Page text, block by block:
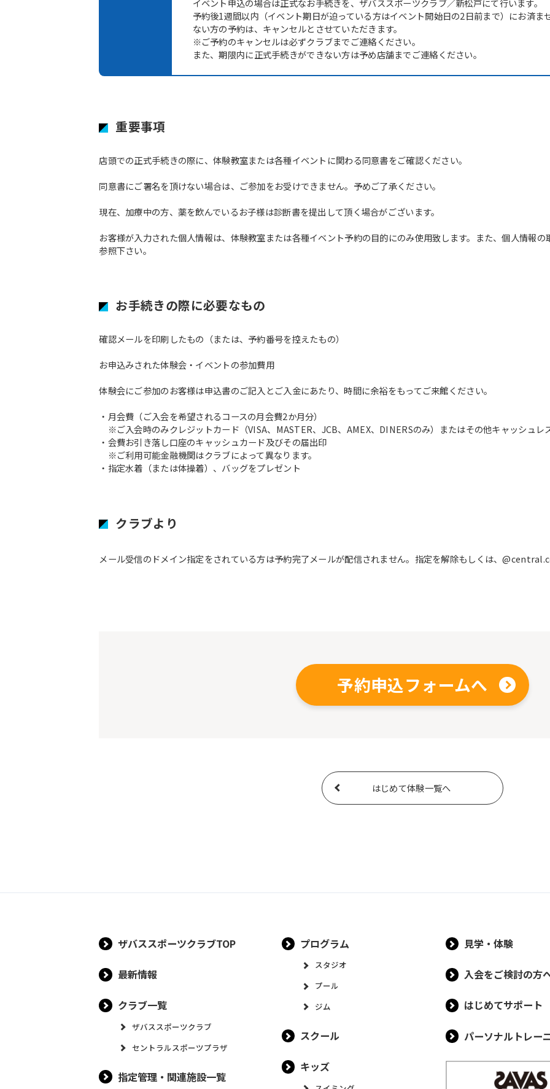
イベント申込の場合は正式なお手続きを、ザバススポーツクラブ／新松戸にて行います。
予約後1週間以内（イベント期日が迫っている方はイベント開始日の2日前まで）にお済
ない方の予約は、キャンセルとさせていただきます。
※ご予約のキャンセルは必ずクラブまでご連絡ください。
また、期限内に正式手続きができない方は予め店舗までご連絡ください。
重要事項
店頭での正式手続きの際に、体験教室または各種イベントに関わる同意書をご確認ください。
同意書にご署名を頂けない場合は、ご参加をお受けできません。予めご了承ください。
現在、加療中の方、薬を飲んでいるお子様は診断書を提出して頂く場合がございます。
お客様が入力された個人情報は、体験教室または各種イベント予約の目的にのみ使用致します。また、個人情報
参照下さい。
お手続きの際に必要なもの
確認メールを印刷したもの（または、予約番号を控えたもの）
お申込みされた体験会・イベントの参加費用
体験会にご参加のお客様は申込書のご記入とご入金にあたり、時間に余裕をもってご来館ください。
・月会費（ご入会を希望されるコースの月会費2か月分）
※ご入会時のみクレジットカード（VISA、MASTER、JCB、AMEX、DINERSのみ）またはその他キャッシュレ
・会費お引き落し口座のキャッシュカード及びその届出印
※ご利用可能金融機関はクラブによって異なります。
・指定水着（または体操着）、バッグをプレゼント
クラブより
メール受信のドメイン指定をされている方は予約完了メールが配信されません。指定を解除もしくは、
予約申込フォームへ
はじめて体験一覧へ
ザバススポーツクラブTOP
最新情報
クラブ一覧
ザバススポーツクラブ
セントラルスポーツプラザ
指定管理・関連施設一覧
プログラム
スタジオ
プール
ジム
スクール
キッズ
見学・体験
入会をご検討の方
はじめてサポート
パーソナルトレー